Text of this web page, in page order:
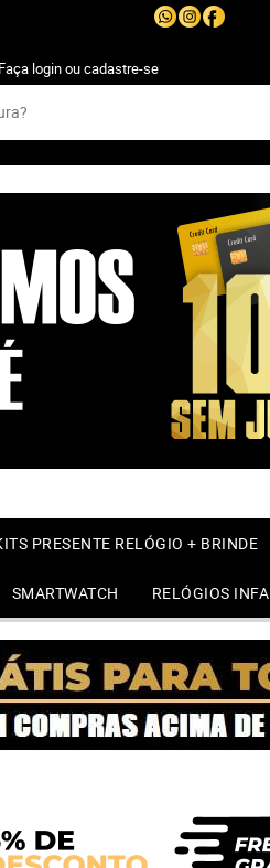
Faça loginoucadastre-se
PRESENTE RELÓGIO + BRINDE
SMARTWATCH RELÓGIOS